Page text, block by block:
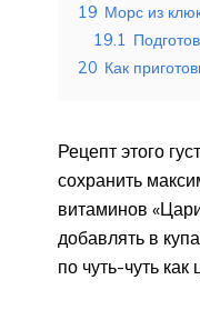
19 Морс из
19.1
20 Как
Рецепт этого
сохранить
витаминов
добавлять в
по чуть-чуть как